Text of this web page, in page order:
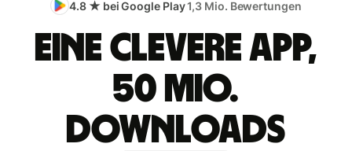
4.8 ★ bei Google Play1,3 Mio. Bewertungen
Eine clevere App,
50 Mio.
Downloads